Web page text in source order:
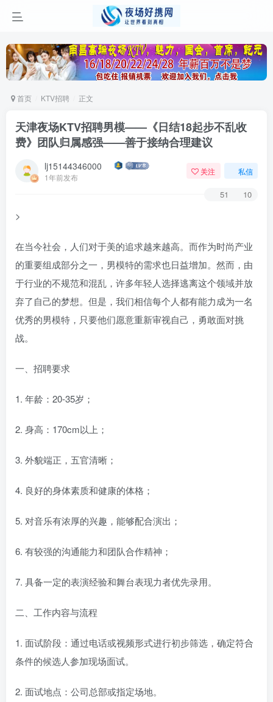
首页 KTV招聘 正文
天津夜场KTV招聘男模——《日结18起步不乱收
费》团队归属感强——善于接纳合理建议
lj15144346000
1年前发布
关注 私信
51 10
>
在当今社会，人们对于美的追求越来越高。而作为时尚产业
的重要组成部分之一，男模特的需求也日益增加。然而，由
于行业的不规范和混乱，许多年轻人选择逃离这个领域并放
弃了自己的梦想。但是，我们相信每个人都有能力成为一名
优秀的男模特，只要他们愿意重新审视自己，勇敢面对挑
战。
一、招聘要求
1. 年龄：20-35岁；
2. 身高：170cm以上；
3. 外貌端正，五官清晰；
4. 良好的身体素质和健康的体格；
5. 对音乐有浓厚的兴趣，能够配合演出；
6. 有较强的沟通能力和团队合作精神；
7. 具备一定的表演经验和舞台表现力者优先录用。
二、工作内容与流程
1. 面试阶段：通过电话或视频形式进行初步筛选，确定符合
条件的候选人参加现场面试。
2. 面试地点：公司总部或指定场地。